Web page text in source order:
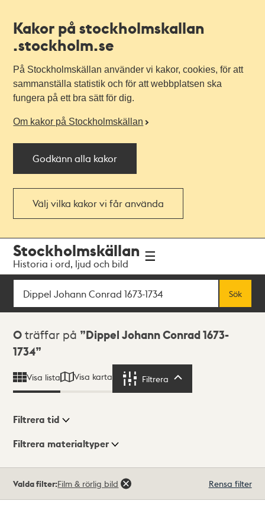
Kakor på stockholmskallan
.stockholm.se
På Stockholmskällan använder vi kakor, cookies, för att
sammanställa statistik och för att webbplatsen ska
fungera på ett bra sätt för dig.
Om kakor på Stockholmskällan
Godkänn alla kakor
Välj vilka kakor vi får använda
navigationen
huvudinnehållet
Stockholmskällan
Historia i ord, ljud och bild
Sök
Sök
Sökresultat
0 träffar på
Dippel Johann Conrad 1673-
1734
Visa lista Visa karta Filtrera
Visningsläge
Filtrera tid
Filtrera materialtyper
träffar
Valda filter:Film & rörlig bild Rensa filter